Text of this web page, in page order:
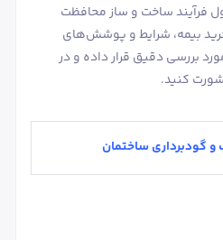
فرآیند ساخت و ساز محافظت
بیمه، شرایط و پوشش‌های
بررسی دقیق قرار داده و در
کنید.
و گودبرداری ساختمان